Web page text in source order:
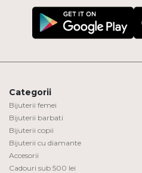
Categorii
Bijuterii femei
Bijuterii barbati
Bijuterii copii
Bijuterii cu diamante
Accesorii
Cadouri sub 500 lei